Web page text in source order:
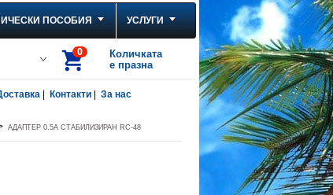
ПОСОБИЯ УСЛУГИ
0
Количката
е празна
Контакти За нас
АДАПТЕР 0.5A СТАБИЛИЗИРАН RC-48